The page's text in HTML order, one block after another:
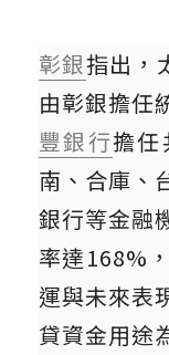
彰銀指出，
由彰銀擔任
豐銀行擔
南、合庫、
銀行等金融
率達168%
運與未來表
貸資金用途